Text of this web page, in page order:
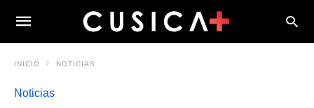
INICIO NOTICIAS
Noticias